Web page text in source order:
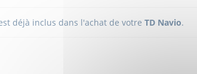
déjà inclus dans l'achat de votreTD Navio.